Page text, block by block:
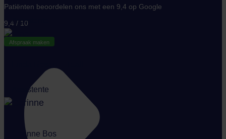
Patiënten beoordelen ons met een 9,4 op Google
9,4 / 10
Afspraak maken
Assistente
Assistente
Corinne Bos